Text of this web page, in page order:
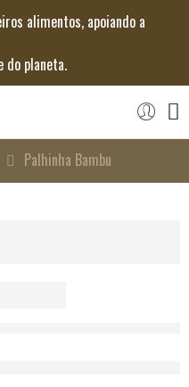
alimentos, apoiando a
do planeta.
Palhinha Bambu